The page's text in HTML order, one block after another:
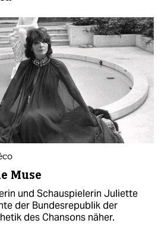
Muse
und Schauspielerin Juliette
der Bundesrepublik der
des Chansons näher.